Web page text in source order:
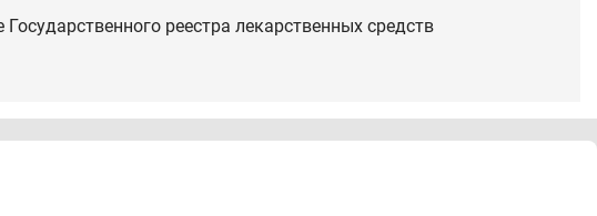
реестра лекарственных средств